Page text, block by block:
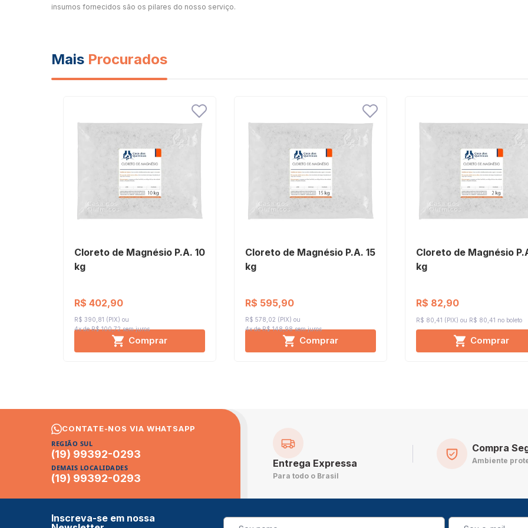
insumos fornecidos são os pilares do nosso serviço.
Mais Procurados
Cloreto de Magnésio P.A. 10
kg
R$ 402,90
R$ 390,81 (PIX)
4x de R$ 100,72sem juros
Comprar
Cloreto de Magnésio P.A. 15
kg
R$ 595,90
R$ 578,02 (PIX)
4x de R$ 148,98sem juros
Comprar
Cloreto de Magnésio
kg
R$ 82,90
R$ 80,41 (PIX) R$ 80,41 no boleto
Comprar
CONTATE-NOS VIA WHATSAPP
REGIÃO SUL
(19) 99392-0293
DEMAIS LOCALIDADES
(19) 99392-0293
Entrega Expressa
Para todo o Brasil
Compra
Ambiente
Inscreva-se em nossa